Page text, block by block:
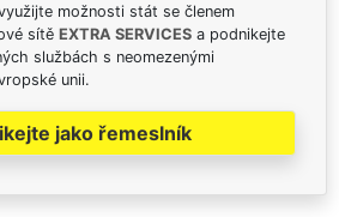
možnosti stát se členem
sítě EXTRA SERVICES a podnikejte
službách s neomezenými
unii.
jako řemeslník